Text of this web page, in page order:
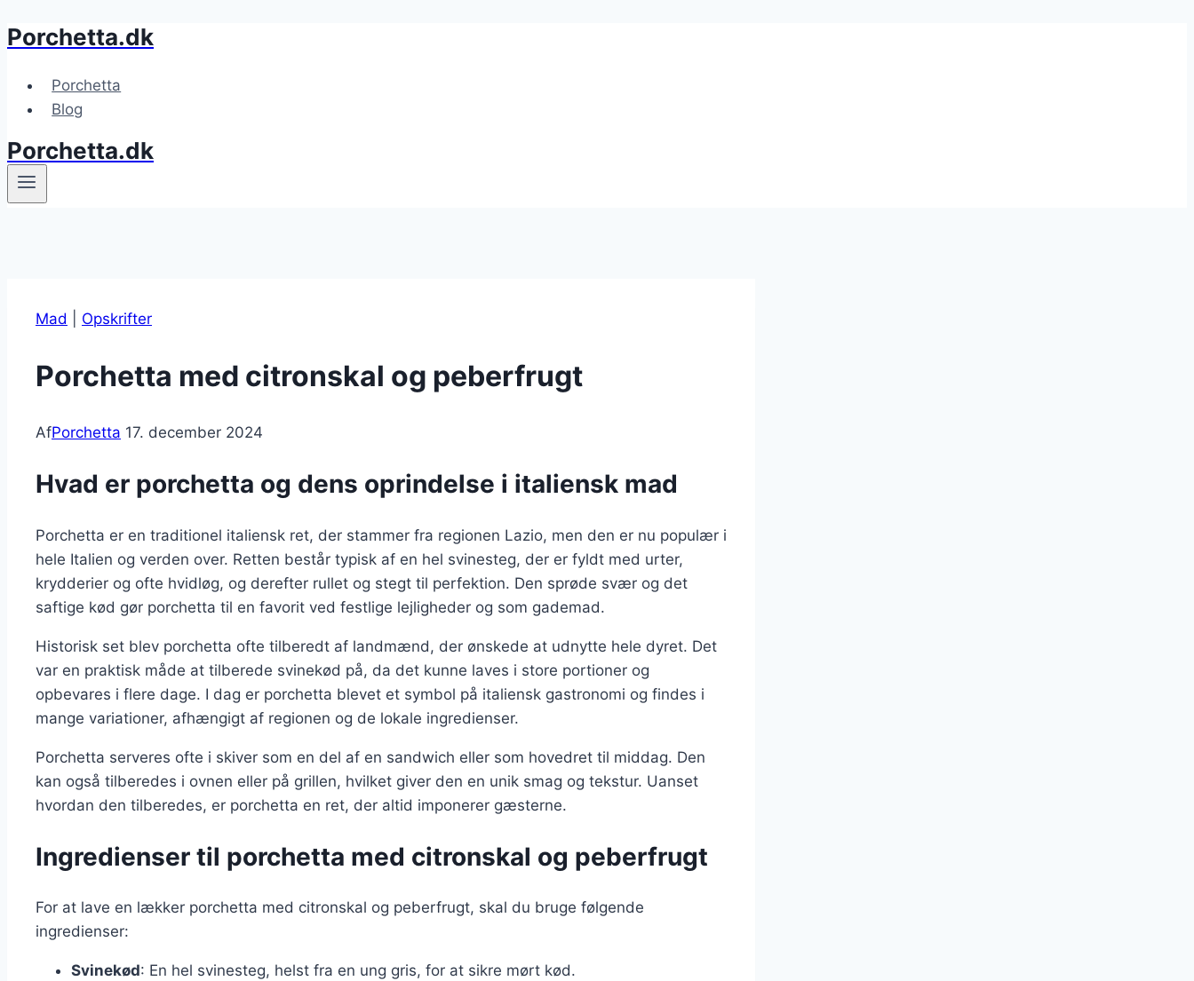
Fortsæt
indhold
Porchetta.dk
Porchetta
Blog
Porchetta.dk
Mad Opskrifter
Porchetta med citronskal og peberfrugt
AfPorchetta 17. december 2024
Hvad er porchetta og dens oprindelse i italiensk mad
Porchetta er en traditionel italiensk ret, der stammer fra regionen Lazio, men den er nu populær i
hele Italien og verden over. Retten består typisk af en hel svinesteg, der er fyldt med urter,
krydderier og ofte hvidløg, og derefter rullet og stegt til perfektion. Den sprøde svær og det
saftige kød gør porchetta til en favorit ved festlige lejligheder og som gademad.
Historisk set blev porchetta ofte tilberedt af landmænd, der ønskede at udnytte hele dyret. Det
var en praktisk måde at tilberede svinekød på, da det kunne laves i store portioner og
opbevares i flere dage. I dag er porchetta blevet et symbol på italiensk gastronomi og findes i
mange variationer, afhængigt af regionen og de lokale ingredienser.
Porchetta serveres ofte i skiver som en del af en sandwich eller som hovedret til middag. Den
kan også tilberedes i ovnen eller på grillen, hvilket giver den en unik smag og tekstur. Uanset
hvordan den tilberedes, er porchetta en ret, der altid imponerer gæsterne.
Ingredienser til porchetta med citronskal og peberfrugt
For at lave en lækker porchetta med citronskal og peberfrugt, skal du bruge følgende
ingredienser:
Svinekød: En hel svinesteg, helst fra en ung gris, for at sikre mørt kød.